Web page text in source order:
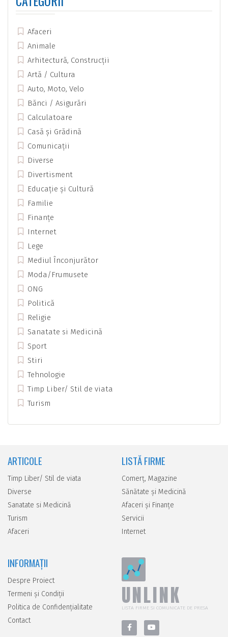
Afaceri
Animale
Arhitectură, Construcții
Artă / Cultura
Auto, Moto, Velo
Bănci / Asigurări
Calculatoare
Casă și Grădină
Comunicații
Diverse
Divertisment
Educație și Cultură
Familie
Finanțe
Internet
Lege
Mediul Înconjurător
Moda/Frumusete
ONG
Politică
Religie
Sanatate si Medicină
Sport
Stiri
Tehnologie
Timp Liber/ Stil de viata
Turism
ARTICOLE
Timp Liber/ Stil de viata
Diverse
Sanatate si Medicină
Turism
Afaceri
LISTĂ FIRME
Comerţ, Magazine
Sănătate şi Medicină
Afaceri şi Finanţe
Servicii
Internet
INFORMAȚII
Despre Proiect
Termeni și Condiții
Politica de Confidențialitate
Contact
UNLINK
LISTA FIRME SI COMUNICATE DE PRESA